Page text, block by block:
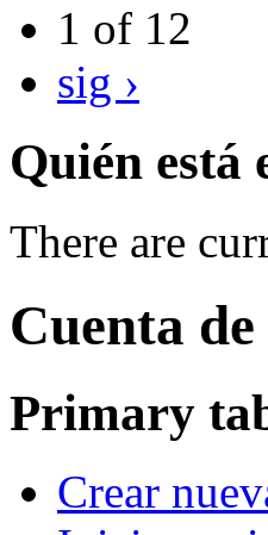
1 of 12
sig ›
Quién está
There are
Cuenta
Primary
Crear